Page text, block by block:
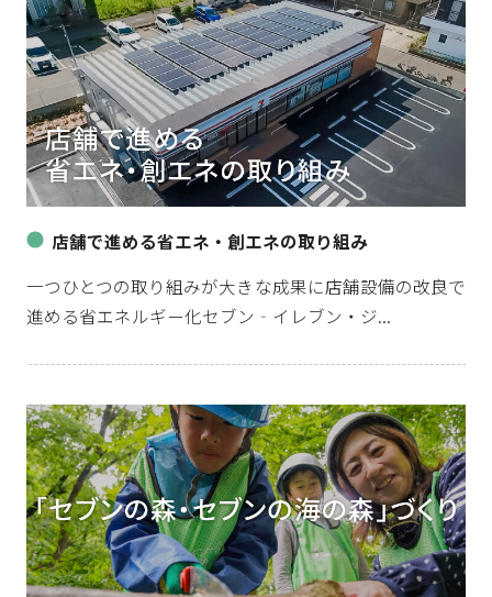
店舗で進める省エネ・創エネの取り組み
一つひとつの取り組みが大きな成果に店舗設備の改良で
進める省エネルギー化セブン‐イレブン・ジ...